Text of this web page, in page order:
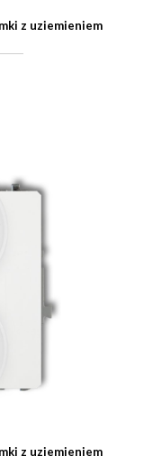
z uziemieniem
z uziemieniem